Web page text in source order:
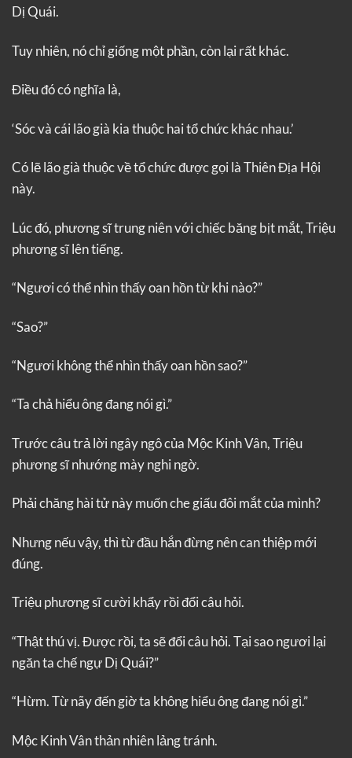
Dị Quái.
Tuy nhiên, nó chỉ giống một phần, còn lại rất khác.
Điều đó có nghĩa là,
‘Sóc và cái lão già kia thuộc hai tổ chức khác nhau.’
Có lẽ lão già thuộc về tổ chức được gọi là Thiên Địa Hội
này.
Lúc đó, phương sĩ trung niên với chiếc băng bịt mắt, Triệu
phương sĩ lên tiếng.
“Ngươi có thể nhìn thấy oan hồn từ khi nào?”
“Sao?”
“Ngươi không thể nhìn thấy oan hồn sao?”
“Ta chả hiểu ông đang nói gì.”
Trước câu trả lời ngây ngô của Mộc Kinh Vân, Triệu
phương sĩ nhướng mày nghi ngờ.
Phải chăng hài tử này muốn che giấu đôi mắt của mình?
Nhưng nếu vậy, thì từ đầu hắn đừng nên can thiệp mới
đúng.
Triệu phương sĩ cười khẩy rồi đổi câu hỏi.
“Thật thú vị. Được rồi, ta sẽ đổi câu hỏi. Tại sao ngươi lại
ngăn ta chế ngự Dị Quái?”
“Hừm. Từ nãy đến giờ ta không hiểu ông đang nói gì.”
Mộc Kinh Vân thản nhiên lảng tránh.